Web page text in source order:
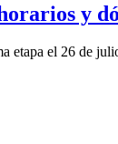
y
el 26 de